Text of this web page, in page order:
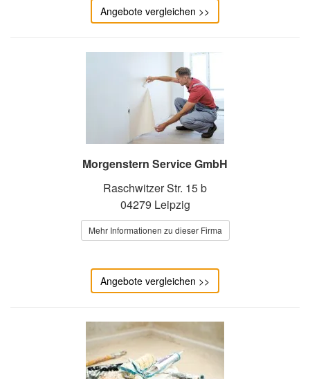
Angebote vergleichen >>
Morgenstern Service GmbH
Raschwitzer Str. 15 b
04279 Leipzig
Mehr Informationen zu dieser Firma
Angebote vergleichen >>